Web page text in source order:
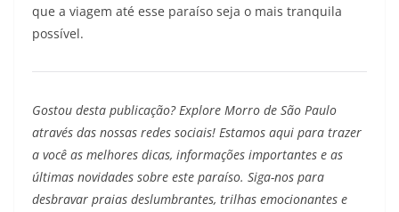
que a viagem até esse paraíso seja o mais tranquila
possível.
Gostou desta publicação? Explore Morro de São Paulo
através das nossas redes sociais! Estamos aqui para trazer
a você as melhores dicas, informações importantes e as
últimas novidades sobre este paraíso. Siga-nos para
desbravar praias deslumbrantes, trilhas emocionantes e